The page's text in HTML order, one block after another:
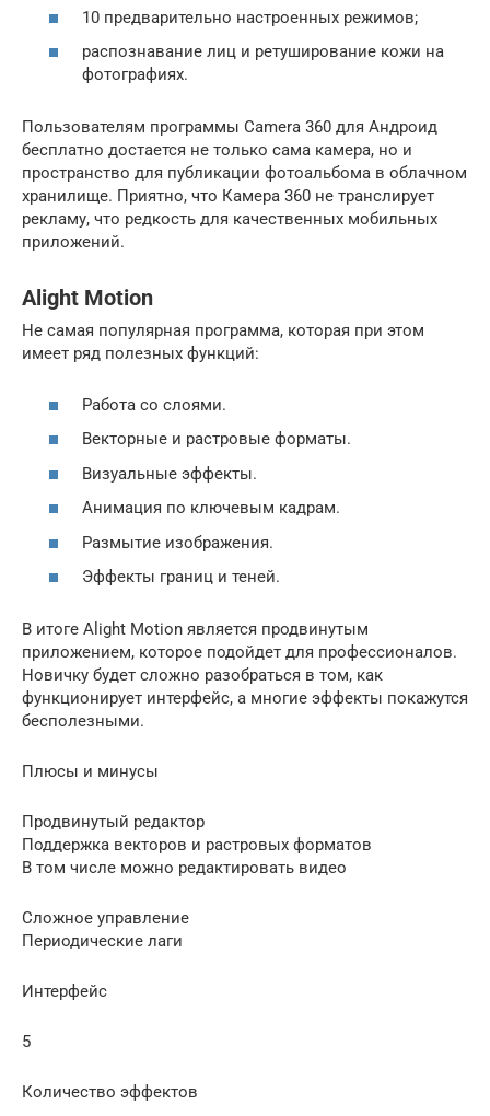
10 предварительно настроенных режимов;
распознавание лиц и ретуширование кожи на
фотографиях.
Пользователям программы Camera 360 для Андроид
бесплатно достается не только сама камера, но и
пространство для публикации фотоальбома в облачном
хранилище. Приятно, что Камера 360 не транслирует
рекламу, что редкость для качественных мобильных
приложений.
Alight Motion
Не самая популярная программа, которая при этом
имеет ряд полезных функций:
Работа со слоями.
Векторные и растровые форматы.
Визуальные эффекты.
Анимация по ключевым кадрам.
Размытие изображения.
Эффекты границ и теней.
В итоге Alight Motion является продвинутым
приложением, которое подойдет для профессионалов.
Новичку будет сложно разобраться в том, как
функционирует интерфейс, а многие эффекты покажутся
бесполезными.
Плюсы и минусы
Продвинутый редактор
Поддержка векторов и растровых форматов
В том числе можно редактировать видео
Сложное управление
Периодические лаги
Интерфейс
5
Количество эффектов